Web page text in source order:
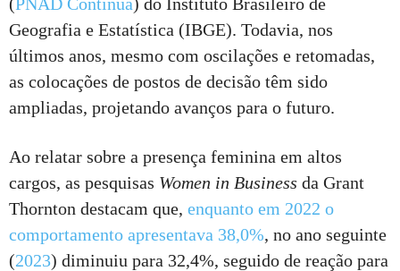
Geografia e Estatística (IBGE). Todavia, nos
últimos anos, mesmo com oscilações e retomadas,
as colocações de postos de decisão têm sido
ampliadas, projetando avanços para o futuro.
Ao relatar sobre a presença feminina em altos
cargos, as pesquisas Women in Business da Grant
Thornton destacam que, enquanto em 2022 o
comportamento apresentava 38,0%, no ano seguinte
(2023) diminuiu para 32,4%, seguido de reação para